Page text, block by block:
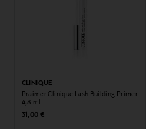
CLINIQUE
Praimer Clinique Lash Building Primer
4,8 ml
Original Price
31,00 €